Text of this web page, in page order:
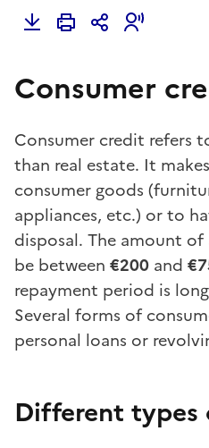
Consumer
Consumer credit refers
than real estate. It
consumer goods
appliances, etc.) or to
disposal. The amount
be between €200 and
repayment period is
Several forms of
personal loans or
Different types